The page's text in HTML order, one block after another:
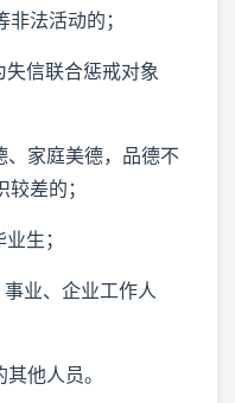
法活动的；
信联合惩戒对象
、家庭美德，品德不
差的；
生；
业、企业工作人
他人员。